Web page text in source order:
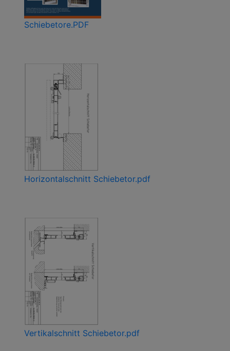
Schiebetore.PDF
Horizontalschnitt Schiebetor.pdf
Vertikalschnitt Schiebetor.pdf